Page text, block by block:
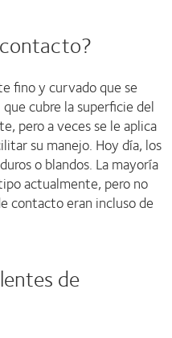
fino y curvado que se
cubre la superficie del
pero a veces se le aplica
su manejo. Hoy día, los
o blandos. La mayoría
actualmente, pero no
contacto eran incluso de
de